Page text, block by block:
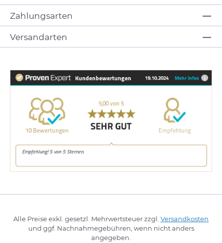
Zahlungsarten
Versandarten
Alle Preise exkl. gesetzl. Mehrwertsteuer zzgl. Versandkosten
und ggf. Nachnahmegebühren, wenn nicht anders
angegeben.